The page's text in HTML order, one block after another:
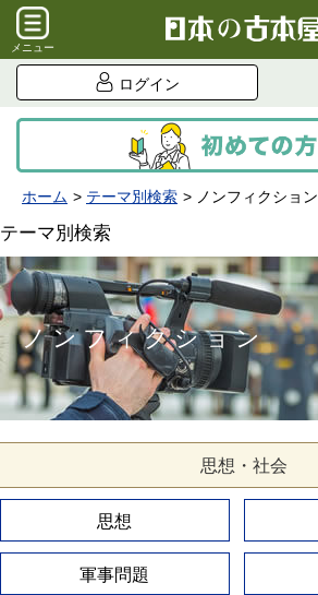
メニュー
ログイン
ホーム テーマ別検索 ノンフィクション
テーマ別検索
ノンフィクション
思想・社会
思想
軍事問題